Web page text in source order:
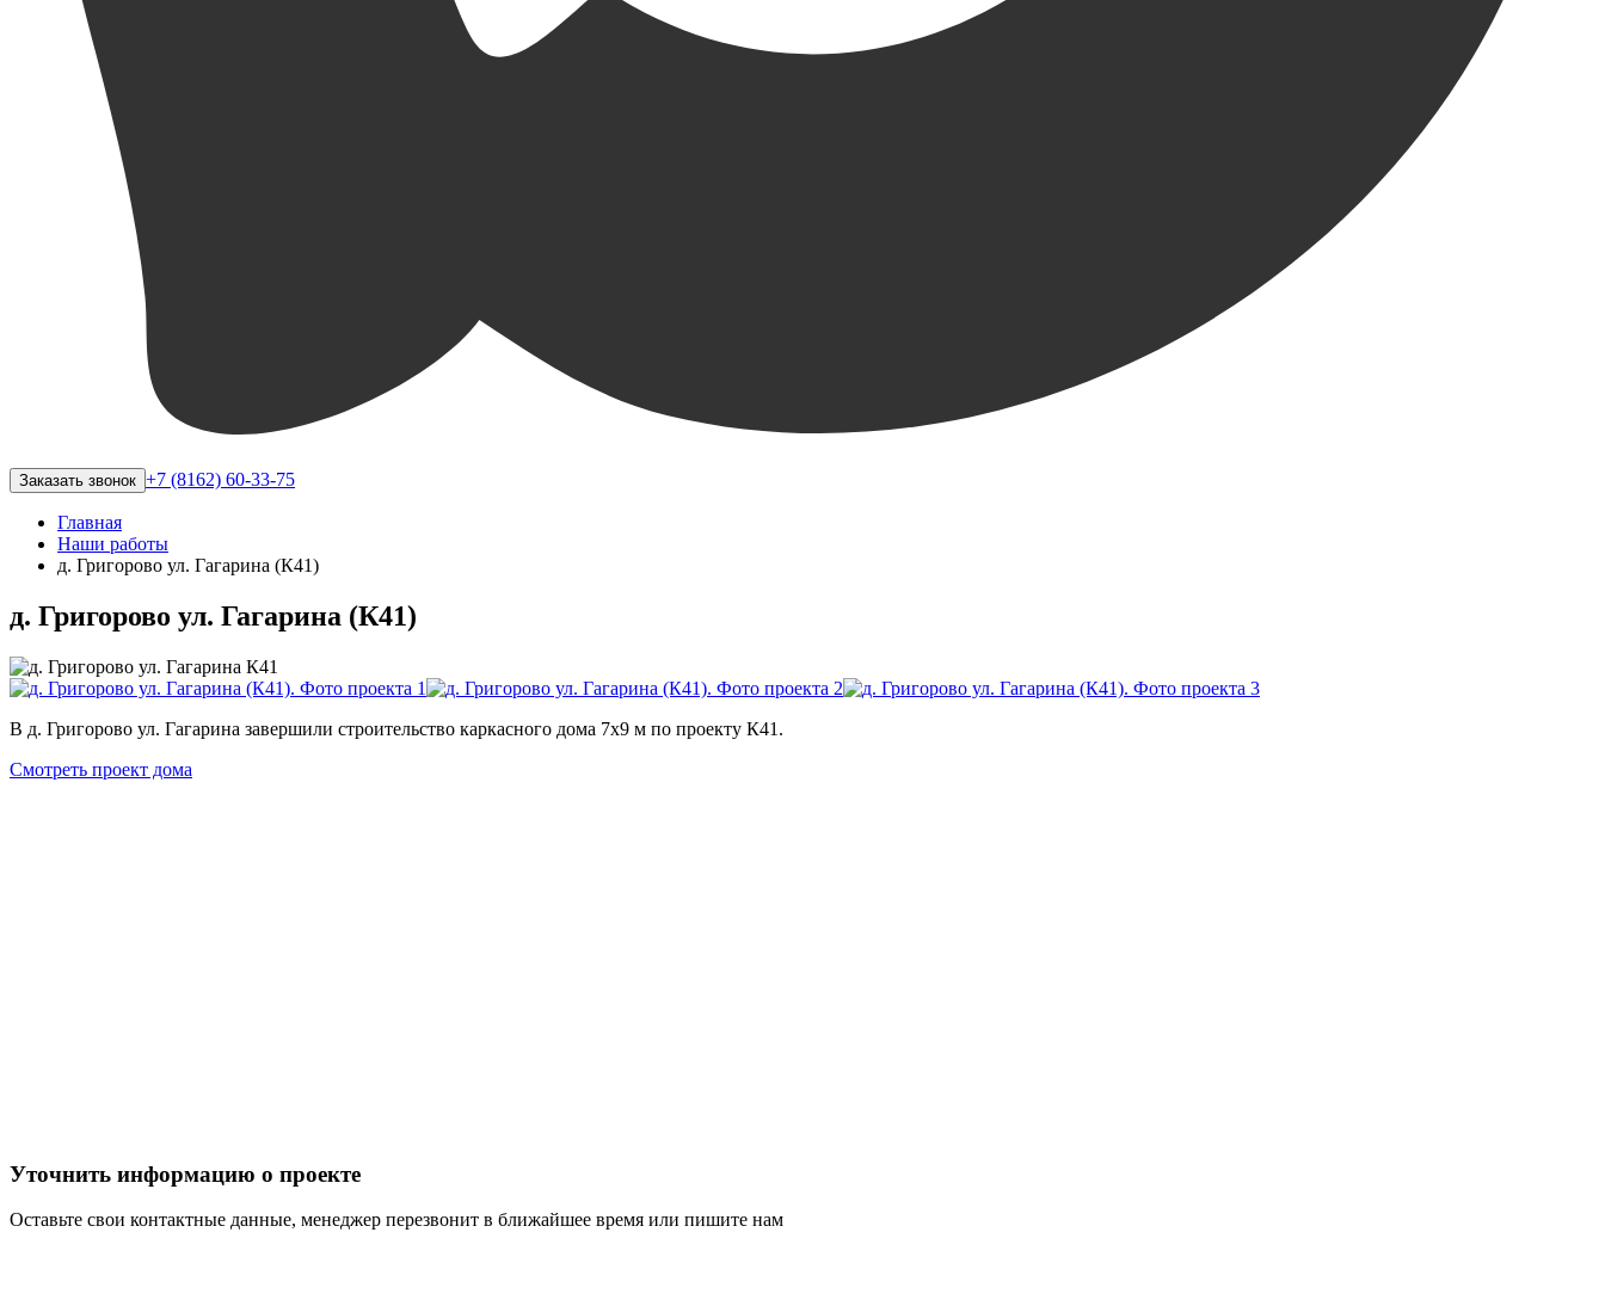
Заказать звонок +7 (8162) 60-33-75
Главная
Наши работы
д. Григорово ул. Гагарина (К41)
д. Григорово ул. Гагарина (К41)
В д. Григорово ул. Гагарина завершили строительство каркасного дома 7х9 м по проекту К41.
Смотреть проект дома
Уточнить информацию о проекте
Оставьте свои контактные данные, менеджер перезвонит в ближайшее время или пишите нам